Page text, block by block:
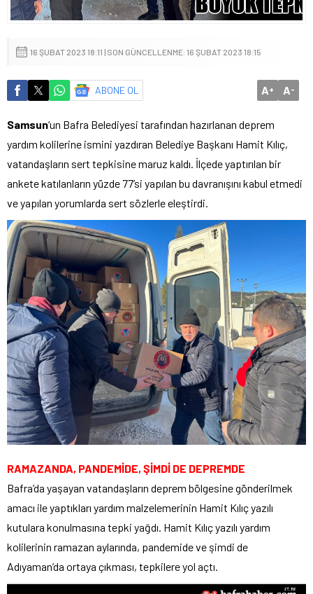
16 ŞUBAT 2023 18:11 | SON GÜNCELLENME: 16 ŞUBAT 2023 18:15
ABONE OL A+ A-
Samsun‘un Bafra Belediyesi tarafından hazırlanan deprem
yardım kolilerine ismini yazdıran Belediye Başkanı Hamit Kılıç,
vatandaşların sert tepkisine maruz kaldı. İlçede yaptırılan bir
ankete katılanların yüzde 77’si yapılan bu davranışını kabul etmedi
ve yapılan yorumlarda sert sözlerle eleştirdi.
RAMAZANDA, PANDEMİDE, ŞİMDİ DE DEPREMDE
Bafra’da yaşayan vatandaşların deprem bölgesine gönderilmek
amacı ile yaptıkları yardım malzelemerinin Hamit Kılıç yazılı
kutulara konulmasına tepki yağdı. Hamit Kılıç yazılı yardım
kolilerinin ramazan aylarında, pandemide ve şimdi de
Adıyaman’da ortaya çıkması, tepkilere yol açtı.